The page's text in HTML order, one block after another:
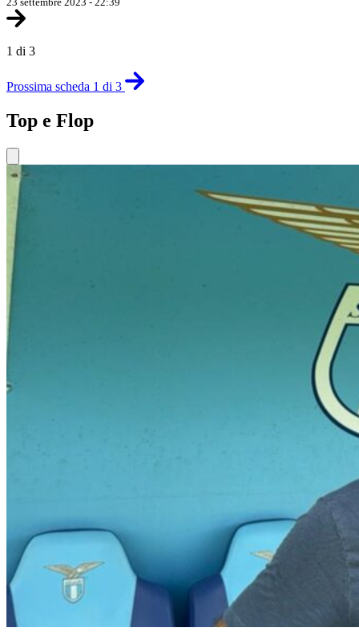
1 di 3
Prossima scheda 1 di 3
Top e Flop